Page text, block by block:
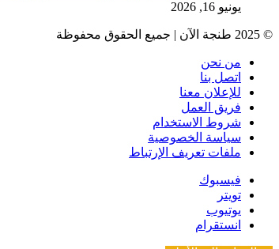
يونيو 16, 2026
© 2025 طنجة الآن | جميع الحقوق محفوظة
من نحن
اتصل بنا
للإعلان معنا
فريق العمل
شروط الاستخدام
سياسة الخصوصية
ملفات تعريف الإرتباط
فيسبوك
تويتر
يوتيوب
انستقرام